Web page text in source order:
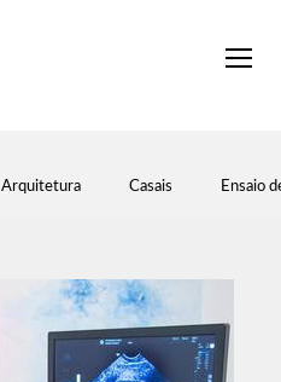
Arquitetura Casais Ensaio